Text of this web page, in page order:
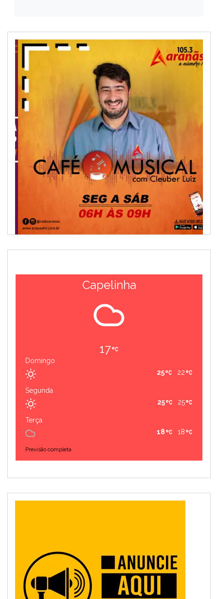
Capelinha
17
Domingo
22
25
Segunda
25
25
Terça
18
18
Previsão completa